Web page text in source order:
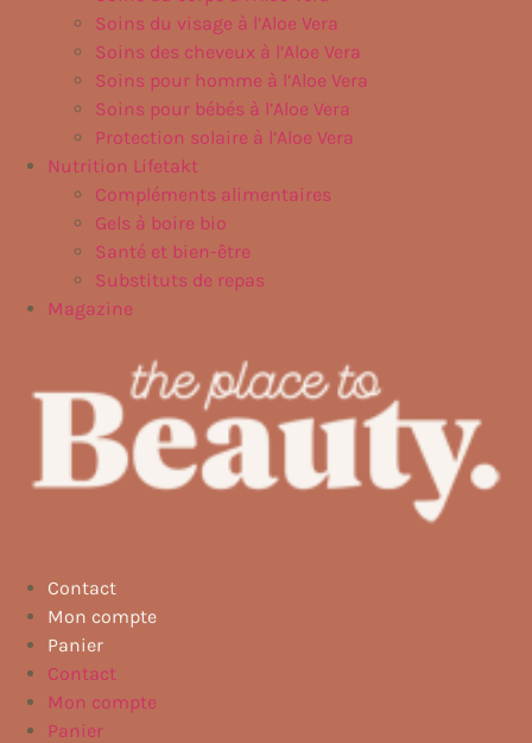
Soins du visage à l’Aloe Vera
Soins des cheveux à l’Aloe Vera
Soins pour homme à l’Aloe Vera
Soins pour bébés à l’Aloe Vera
Protection solaire à l’Aloe Vera
Nutrition Lifetakt
Compléments alimentaires
Gels à boire bio
Santé et bien-être
Substituts de repas
Magazine
Contact
Mon compte
Panier
Contact
Mon compte
Panier